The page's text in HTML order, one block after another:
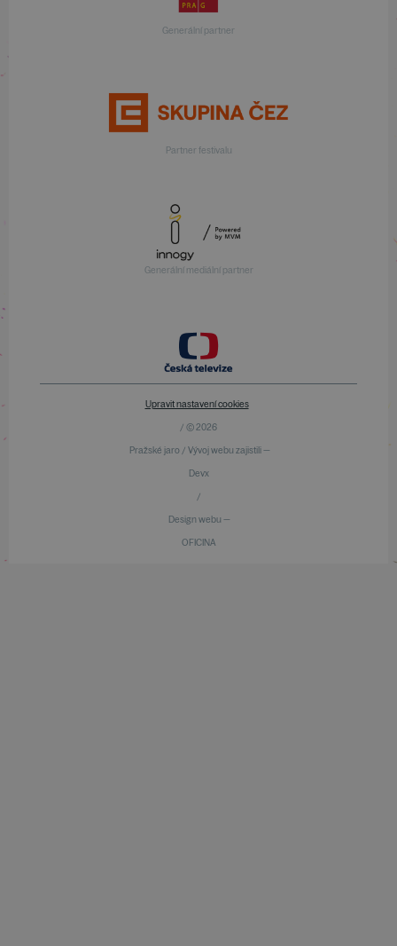
Generální partner
Partner festivalu
Generální mediální partner
Upravit nastavení cookies
/ © 2026
Pražské jaro / Vývoj webu zajistili —
Devx
/
Design webu —
OFICINA